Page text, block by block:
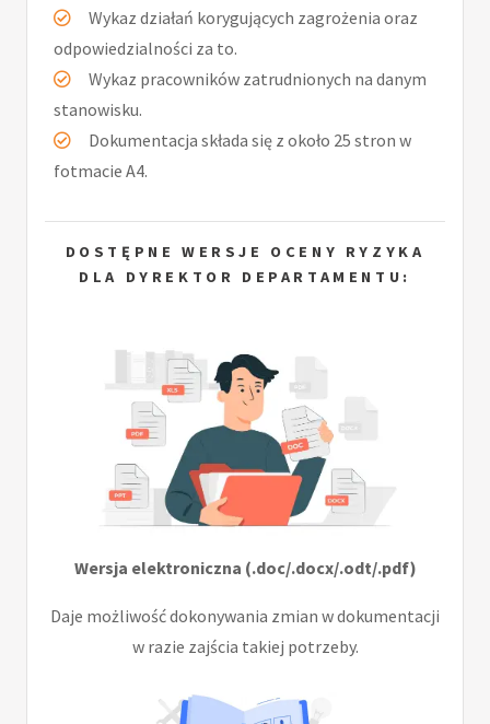
Wykaz działań korygujących zagrożenia oraz
odpowiedzialności za to.
Wykaz pracowników zatrudnionych na danym
stanowisku.
Dokumentacja składa się z około 25 stron w
fotmacie A4.
DOSTĘPNE WERSJE OCENY RYZYKA
DLA DYREKTOR DEPARTAMENTU:
Wersja elektroniczna (.doc/.docx/.odt/.pdf)
Daje możliwość dokonywania zmian w dokumentacji
w razie zajścia takiej potrzeby.